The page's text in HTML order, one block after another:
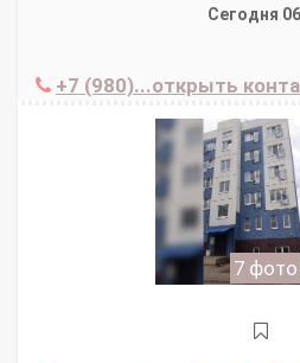
Сегодня
+7 (980)...открыть
7 фото